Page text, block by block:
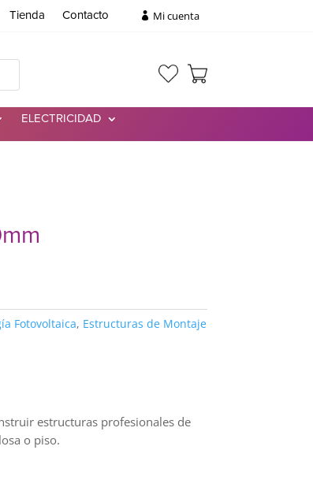
Tienda Contacto Mi cuenta
ELECTRICIDAD
Fotovoltaica, Estructuras de Montaje
estructuras profesionales de
o piso.